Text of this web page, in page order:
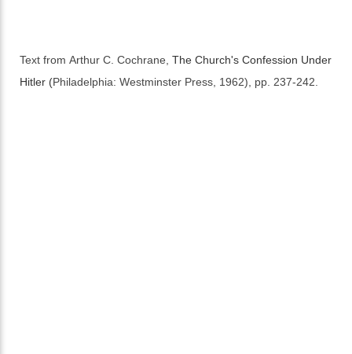
Text from Arthur C. Cochrane,The Church's Confession Under
Hitler (Philadelphia: Westminster Press, 1962), pp. 237-242.